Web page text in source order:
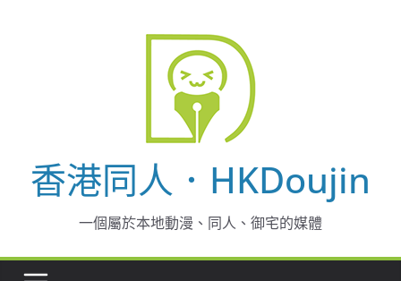
香港同人．HKDoujin
一個屬於本地動漫、同人、御宅的媒體